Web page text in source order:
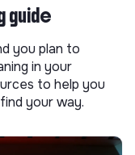
guide
you plan to
in your
to help you
your way.